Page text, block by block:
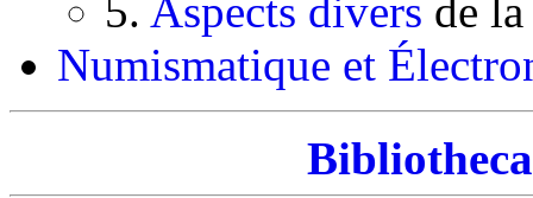
5. Aspects divers de
Numismatique et